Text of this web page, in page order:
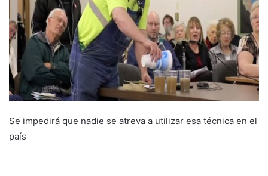
Se impedirá que nadie se atreva a utilizar esa técnica en el
país